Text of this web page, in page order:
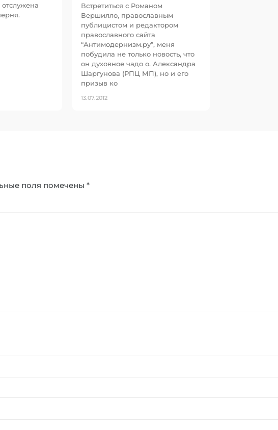
Встретиться с Романом
Вершилло, православным
публицистом и редактором
православного сайта
“Антимодернизм.ру”, меня
побудила не только новость, что
он духовное чадо о. Александра
Шаргунова (РПЦ МП), но и его
призыв ко
13.07.2012
поля помечены *